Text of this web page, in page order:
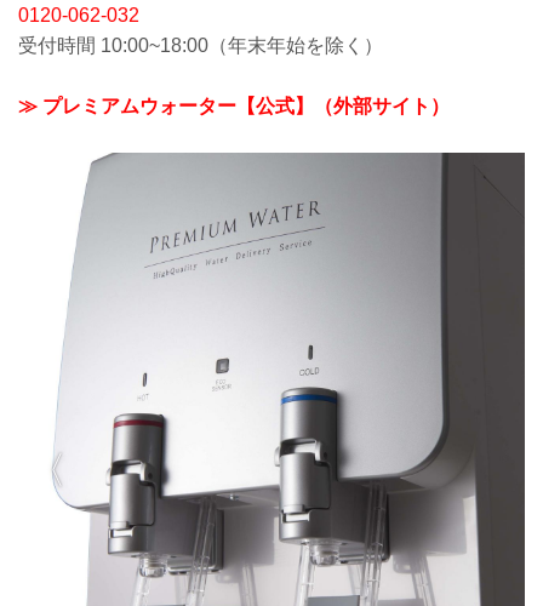
0120-062-032
受付時間 10:00~18:00（年末年始を除く）
≫ プレミアムウォーター【公式】（外部サイト）